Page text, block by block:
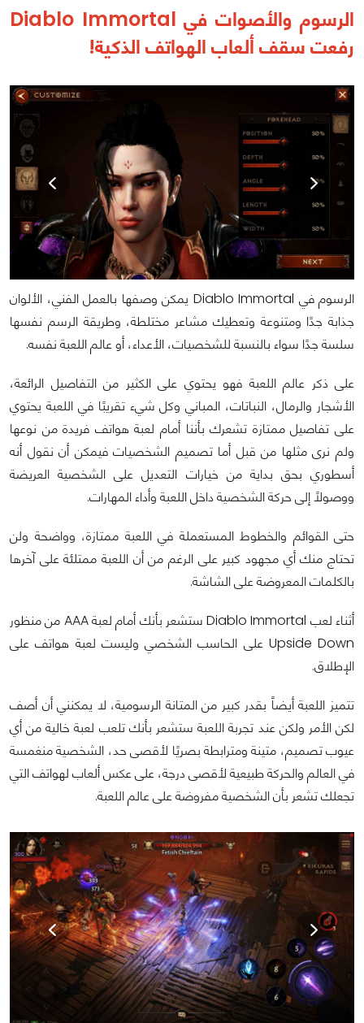
الرسوم والأصوات في Diablo Immortal
رفعت سقف ألعاب الهواتف الذكية!
الرسوم في Diablo Immortal يمكن وصفها بالعمل الفني، الألوان
جذابة جدًا ومتنوعة وتعطيك مشاعر مختلطة، وطريقة الرسم نفسها
سلسة جدًا سواء بالنسبة للشخصيات، الأعداء، أو عالم اللعبة نفسه.
على ذكر عالم اللعبة فهو يحتوي على الكثير من التفاصيل الرائعة،
الأشجار والرمال، النباتات، المباني وكل شيء تقريبًا في اللعبة يحتوي
على تفاصيل ممتازة تشعرك بأننا أمام لعبة هواتف فريدة من نوعها
ولم نرى مثلها من قبل أما تصميم الشخصيات فيمكن أن نقول أنه
أسطوري بحق بداية من خيارات التعديل على الشخصية العريضة
ووصولًا إلى حركة الشخصية داخل اللعبة وأداء المهارات.
حتى القوائم والخطوط المستعملة في اللعبة ممتازة، وواضحة ولن
تحتاج منك أي مجهود كبير على الرغم من أن اللعبة ممتلئة على آخرها
بالكلمات المعروضة على الشاشة.
أثناء لعب Diablo Immortal ستشعر بأنك أمام لعبة AAA من منظور
Upside Down على الحاسب الشخصي وليست لعبة هواتف على
الإطلاق.
تتميز اللعبة أيضاًَ بقدر كبير من المتانة الرسومية، لا يمكنني أن أصف
لكن الأمر ولكن عند تجربة اللعبة ستشعر بأنك تلعب لعبة خالية من أي
عيوب تصميم، متينة ومترابطة بصريًا لأقصى حد، الشخصية منغمسة
في العالم والحركة طبيعية لأقصى درجة، على عكس ألعاب لهواتف التي
تجعلك تشعر بأن الشخصية مفروضة على عالم اللعبة.